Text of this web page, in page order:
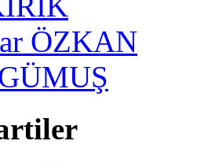
ÖZKAN